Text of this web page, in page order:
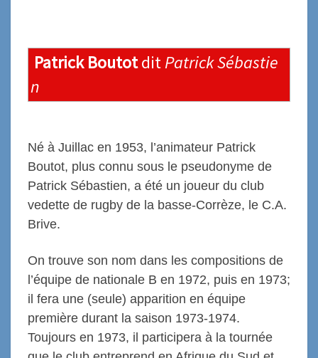
Patrick BoutotditPatrick Sébastie
n
Né à Juillac en 1953, l’animateur Patrick
Boutot, plus connu sous le pseudonyme de
Patrick Sébastien, a été un joueur du club
vedette de rugby de la basse-Corrèze, le C.A.
Brive.
On trouve son nom dans les compositions de
l’équipe de nationale B en 1972, puis en 1973;
il fera une (seule) apparition en équipe
première durant la saison 1973-1974.
Toujours en 1973, il participera à la tournée